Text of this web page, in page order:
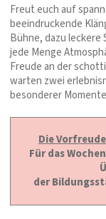
Freut euch auf
beeindruckende
Bühne, dazu
jede Menge
Freude an der
warten zwei
besonderer
Die
Für das
der